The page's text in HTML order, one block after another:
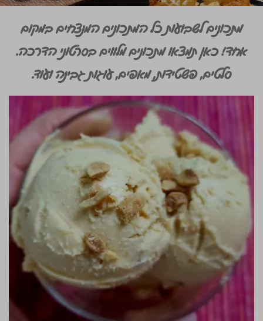
מתכונים לשבועות כל המתכונים המנצחים במקום
אחד! כאן תמצאו מתכונים מלווים בסרטוני הדרכה.
סלטים, פשטידות, מאפים, עוגות גבינה ועוד.